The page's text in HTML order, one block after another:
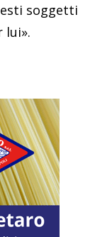
soggetti
lui».